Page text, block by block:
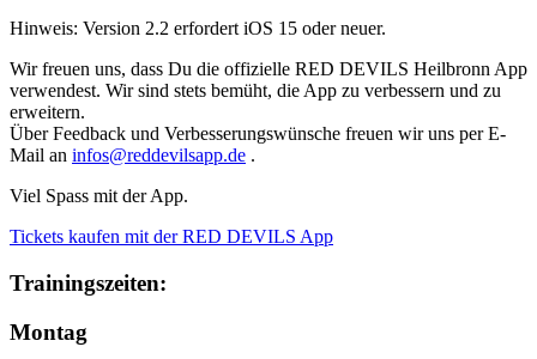
Hinweis: Version 2.2 erfordert iOS 15 oder neuer.
Wir freuen uns, dass Du die offizielle RED DEVILS Heilbronn App
verwendest. Wir sind stets bemüht, die App zu verbessern und zu
erweitern.
Über Feedback und Verbesserungswünsche freuen wir uns per E-
Mail an infos@reddevilsapp.de .
Viel Spass mit der App.
Tickets kaufen mit der RED DEVILS App
Trainingszeiten:
Montag